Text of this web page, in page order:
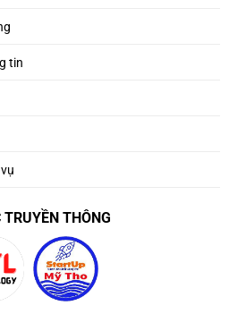
tin
THÔNG